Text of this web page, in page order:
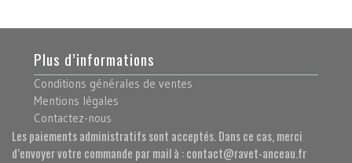
Plus d’informations
Conditions générales de ventes
Mentions légales
Contactez-nous
Les paiements administratifs sont acceptés. Dans ce cas, merci
d’envoyer votre commande par mail à : contact@ravet-anceau.fr